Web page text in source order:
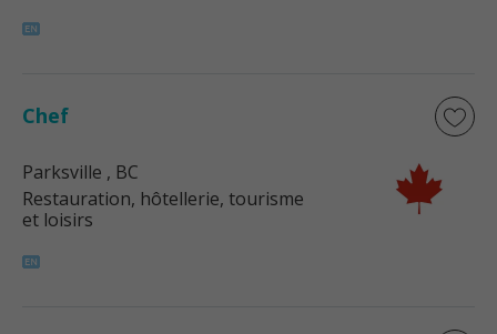
Chef
Parksville , BC
Restauration, hôtellerie, tourisme
et loisirs